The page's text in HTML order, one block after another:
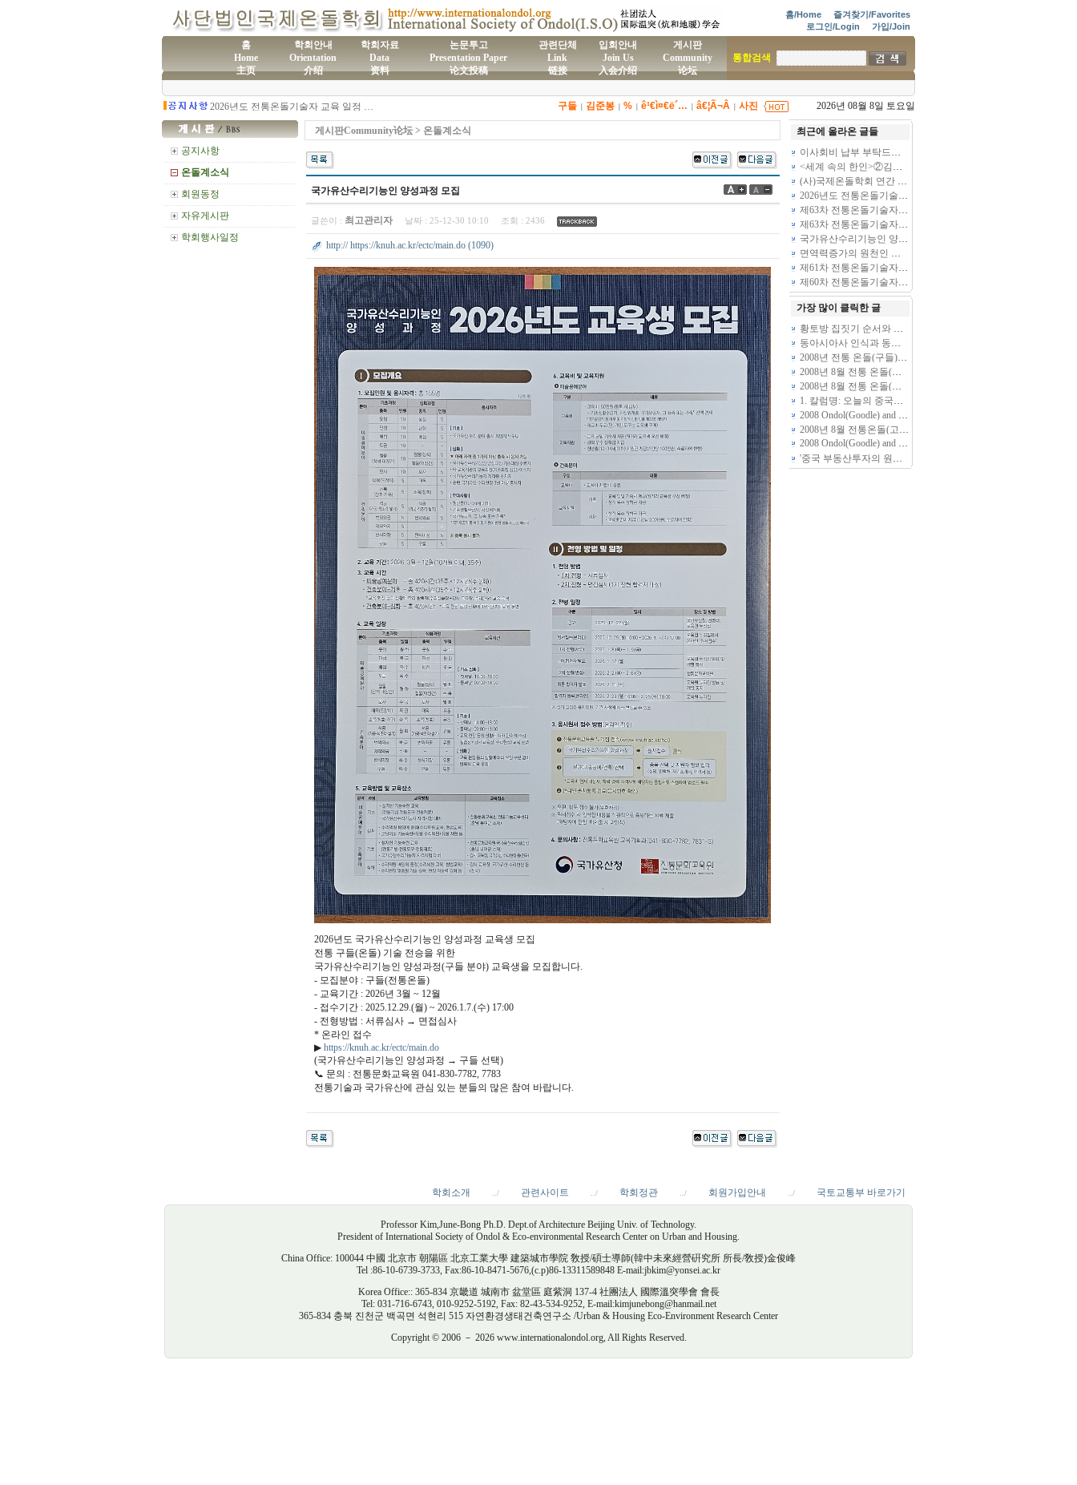
홈/Home
즐겨찾기/Favorites
로그인/Login
가입/Join
홈
Home
主页
학회안내
Orientation
介绍
학회자료
Data
资料
논문투고
Presentation Paper
论文投稿
관련단체
Link
链接
입회안내
Join Us
入会介绍
게시판
Community
论坛
통합검색
(사)국제온돌학회 연간 기부금 모금액 및 활용실적 명세서
2026년도 전통온돌기술자 교육 일정 안내
제60차 전통온돌기술자 교육 모집
제59차 전통온돌기술자 1,2급 교육과정 모집 안내
구들 김준봉 % ê¹€ì¤€ë´… â€¦Ã¬Â 사진 2026년 08월 8일 토요일
공지사항
온돌계소식
회원동정
자유게시판
학회행사일정
게시판Community论坛 > 온돌계소식
국가유산수리기능인 양성과정 모집
글쓴이 : 최고관리자 날짜 : 25-12-30 10:10 조회 : 2436
http:// https://knuh.ac.kr/ectc/main.do (1090)
2026년도 국가유산수리기능인 양성과정 교육생 모집
전통 구들(온돌) 기술 전승을 위한
국가유산수리기능인 양성과정(구들 분야) 교육생을 모집합니다.
- 모집분야 : 구들(전통온돌)
- 교육기간 : 2026년 3월 ~ 12월
- 접수기간 : 2025.12.29.(월) ~ 2026.1.7.(수) 17:00
- 전형방법 : 서류심사 → 면접심사
* 온라인 접수
▶ https://knuh.ac.kr/ectc/main.do
(국가유산수리기능인 양성과정 → 구들 선택)
📞 문의 : 전통문화교육원 041-830-7782, 7783
전통기술과 국가유산에 관심 있는 분들의 많은 참여 바랍니다.
최근에 올라온 글들
이사회비 납부 부탁드립니다
<세계 속의 한인>②김준봉 북경공업대 교수
(사)국제온돌학회 연간 기부금 모금액 및 활용실적 명세서
2026년도 전통온돌기술자 교육 일정 안내
제63차 전통온돌기술자 1,2급 교육 과정 안내
제63차 전통온돌기술자 1,2급 교육 과정 안내
국가유산수리기능인 양성과정 모집
면역력증가의 원천인 온돌
제61차 전통온돌기술자 1,2급 교육과정 모집
제60차 전통온돌기술자 교육 모집
가장 많이 클릭한 글
황토방 집짓기 순서와 실제
동아시아사 인식과 동아시아사 교육
2008년 전통 온돌(구들) 놓기와 친환경 생태주택 흙집 짓기 체험
2008년 8월 전통 온돌(구들) 황토방 짓기 체험 상세일정입니다
2008년 8월 전통 온돌(구들) 황토방 짓기 체험 상세일정
1. 칼럼명: 오늘의 중국교육
2008 Ondol(Goodle) and Hwangto-Bang(Yellow Soil House) Camp --2008年8月传统温突（地暖+炕）黄土房建造体验教育
2008년 8월 전통온돌(고래)놓기와 친환경 생태주택 흙집 짓기 체험 교육안내
2008 Ondol(Goodle) and Hwangto-Bang(Yellow Soil House) Camp
'중국 부동산투자의 원칙" 특강 안내
학회소개 ../ 관련사이트 ../ 학회정관 ../ 회원가입안내 ../ 국토교통부 바로가기
Professor Kim,June-Bong Ph.D. Dept.of Architecture Beijing Univ. of Technology.
President of International Society of Ondol & Eco-environmental Research Center on Urban and Housing.
China Office: 100044 中國 北京市 朝陽區 北京工業大學 建築城市學院 敎授/碩士導師(韓中未來經營硏究所 所長/敎授)金俊峰
Tel :86-10-6739-3733, Fax:86-10-8471-5676,(c.p)86-13311589848 E-mail:jbkim@yonsei.ac.kr
Korea Office:: 365-834 京畿道 城南市 盆堂區 庭紫洞 137-4 社團法人 國際溫突學會 會長
Tel: 031-716-6743, 010-9252-5192, Fax: 82-43-534-9252, E-mail:kimjunebong@hanmail.net
365-834 충북 진천군 백곡면 석현리 515 자연환경생태건축연구소 /Urban & Housing Eco-Environment Research Center
Copyright © 2006 － 2026 www.internationalondol.org, All Rights Reserved.